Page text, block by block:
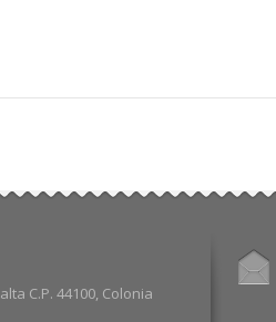
C.P. 44100, Colonia